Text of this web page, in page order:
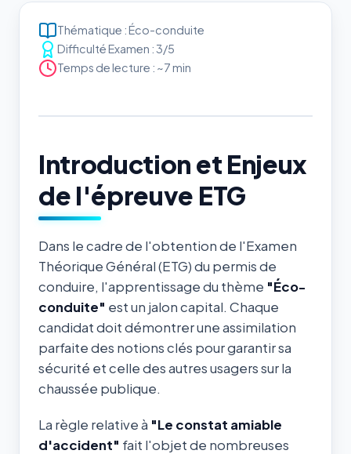
Thématique : Éco-conduite
Difficulté Examen : 3/5
Temps de lecture : ~7 min
Introduction et Enjeux
de l'épreuve ETG
Dans le cadre de l'obtention de l'Examen
Théorique Général (ETG) du permis de
conduire, l'apprentissage du thème "Éco-
conduite" est un jalon capital. Chaque
candidat doit démontrer une assimilation
parfaite des notions clés pour garantir sa
sécurité et celle des autres usagers sur la
chaussée publique.
La règle relative à "Le constat amiable
d'accident" fait l'objet de nombreuses